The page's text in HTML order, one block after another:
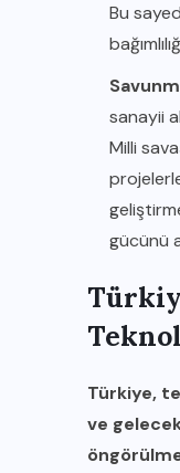
Bu
sanayii
Milli
gücünü
Türkiye,
ve